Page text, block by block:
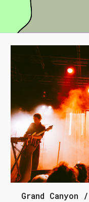
Grand